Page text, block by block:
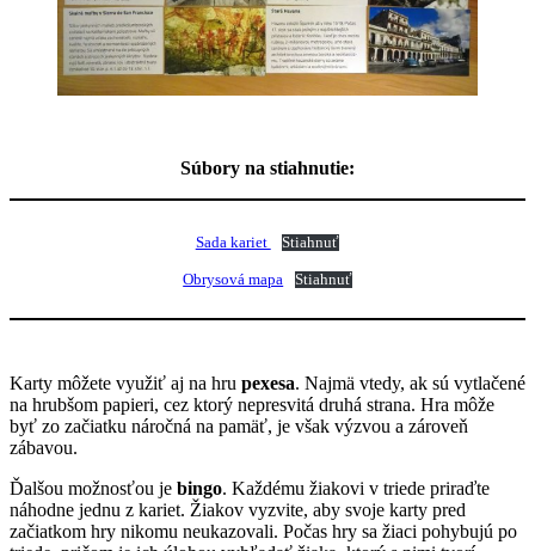
Súbory na stiahnutie:
Sada kariet Stiahnuť
Obrysová mapa Stiahnuť
Karty môžete využiť aj na hru pexesa. Najmä vtedy, ak sú vytlačené
na hrubšom papieri, cez ktorý nepresvitá druhá strana. Hra môže
byť zo začiatku náročná na pamäť, je však výzvou a zároveň
zábavou.
Ďalšou možnosťou je bingo. Každému žiakovi v triede priraďte
náhodne jednu z kariet. Žiakov vyzvite, aby svoje karty pred
začiatkom hry nikomu neukazovali. Počas hry sa žiaci pohybujú po